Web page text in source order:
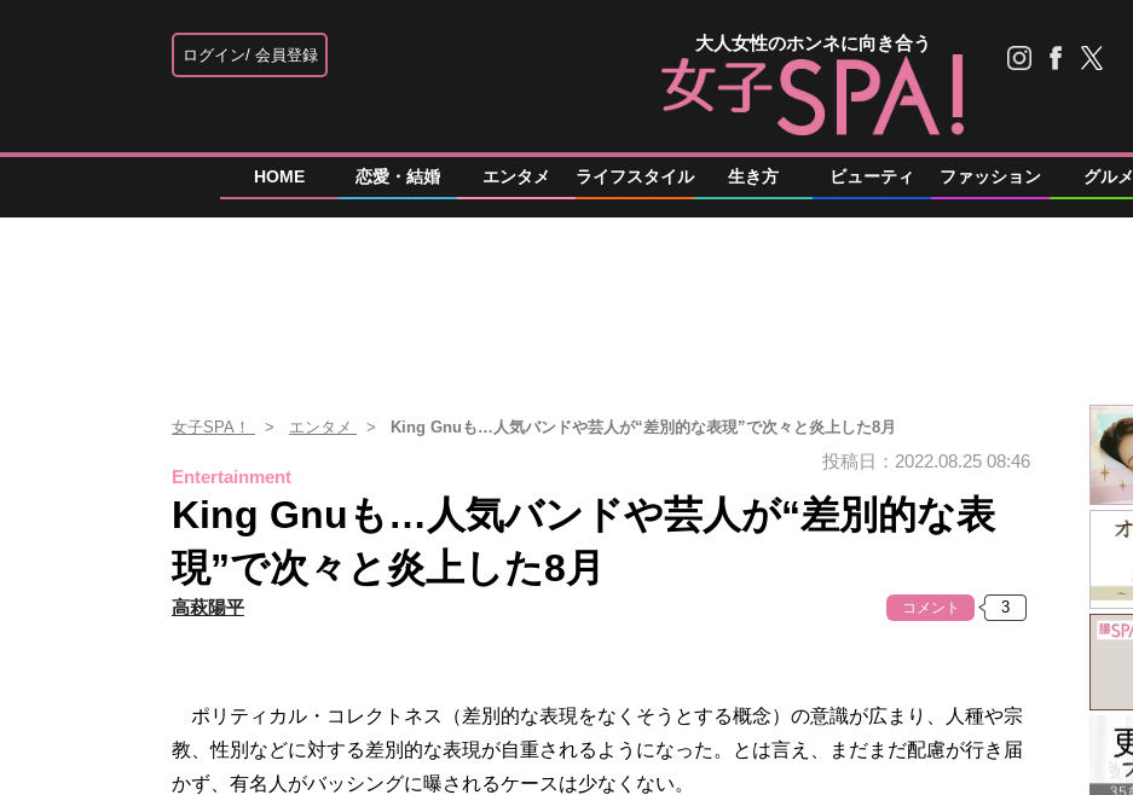
ログイン 会員登録
大人女性のホンネに向き合う
HOME 恋愛・結婚 エンタメ ライフスタイル 生き方 ビューティ ファッション グルメ
女子SPA！ エンタメ King Gnuも…人気バンドや芸人が“差別的な表現”で次々と炎上した8月
Entertainment
投稿日：2022.08.25 08:46
King Gnuも…人気バンドや芸人が“差別的な表
現”で次々と炎上した8月
高萩陽平 コメント
ポリティカル・コレクトネス（差別的な表現をなくそうとする概念）の意識が広まり、人種や宗
教、性別などに対する差別的な表現が自重されるようになった。とは言え、まだまだ配慮が行き届
かず、有名人がバッシングに曝されるケースは少なくない。